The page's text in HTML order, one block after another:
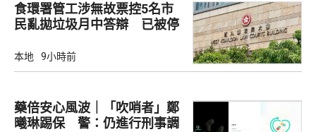
食環署管工涉無故票控5名市
民亂拋垃圾月中答辯 已被停
本地 9小時前
藥倍安心風波｜「吹哨者」鄭
曦琳踢保 警：仍進行刑事調